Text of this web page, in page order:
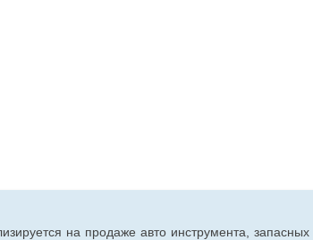
на продаже авто инструмента,